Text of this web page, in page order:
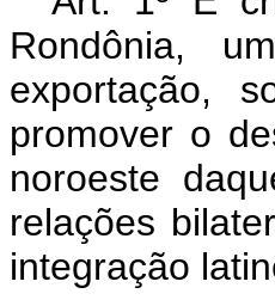
Rondônia,
exportação,
promover o
noroeste
relações
integração